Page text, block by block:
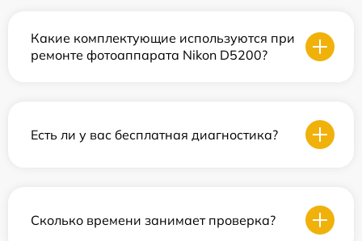
Какие комплектующие используются при
ремонте фотоаппарата Nikon D5200?
Есть ли у вас бесплатная диагностика?
Сколько времени занимает проверка?